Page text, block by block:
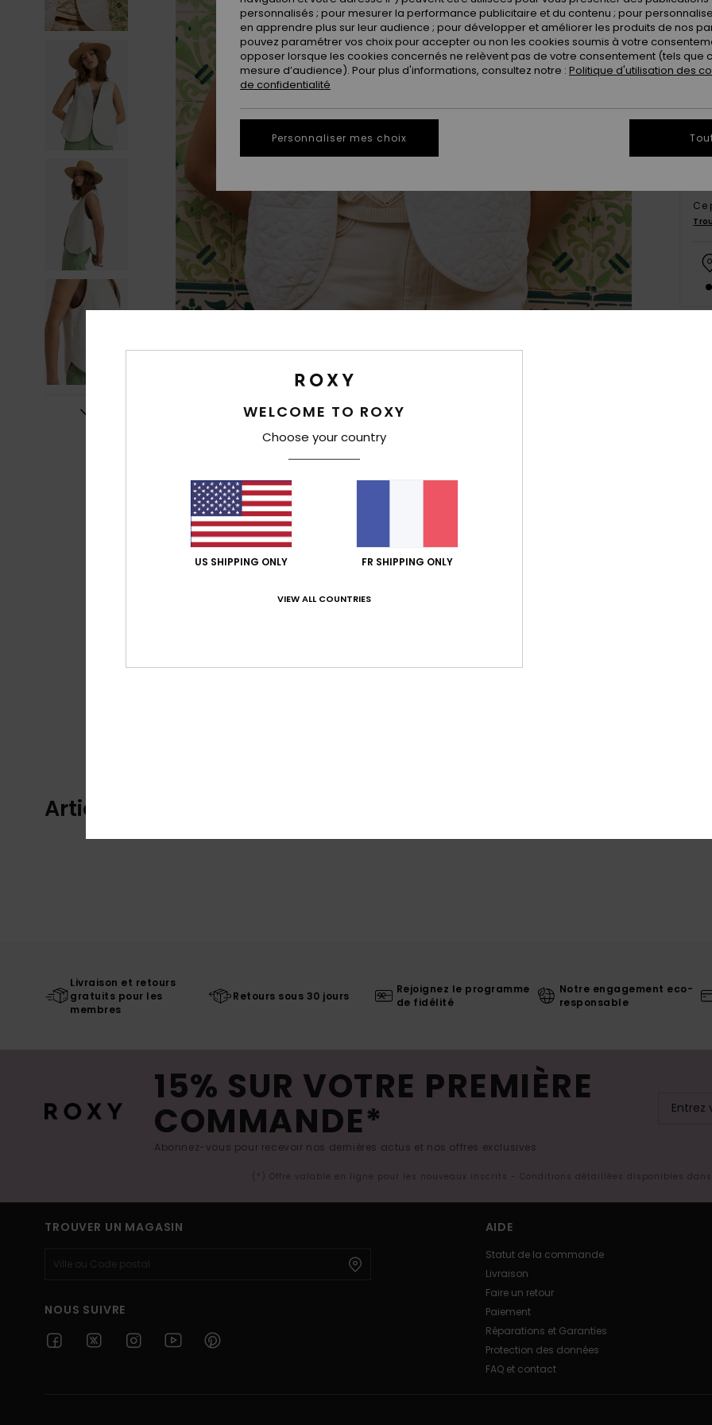
XS
Ce
Articles vus récemment
Livraison et retours
gratuits pour les
membres
Retours sous 30 jours
Rejoignez le programme
de fidélité
Notre engagement eco-
responsable
15% SUR VOTRE PREMIÈRE
COMMANDE*
Abonnez-vous pour recevoir nos dernières actus et nos offres exclusives.
(*) Offre valable en ligne pour les nouveaux inscrits - Conditions détaillées disponibles
TROUVER UN MAGASIN
NOUS SUIVRE
AIDE
Statut de la commande
Livraison
Faire un retour
Paiement
Réparations et Garanties
Protection des données
FAQ et contact
WELCOME TO ROXY
Choose your country
US SHIPPING ONLY FR SHIPPING ONLY
VIEW ALL COUNTRIES
personnalisés ; pour mesurer la performance publicitaire et du contenu ; pour
en apprendre plus sur leur audience ; pour développer et améliorer les produits de nos
pouvez paramétrer vos choix pour accepter ou non les cookies soumis à votre
opposer lorsque les cookies concernés ne relèvent pas de votre consentement (tels que
mesure d’audience). Pour plus d'informations, consultez notre : Politique d'utilisation des
de confidentialité
Personnaliser mes choix